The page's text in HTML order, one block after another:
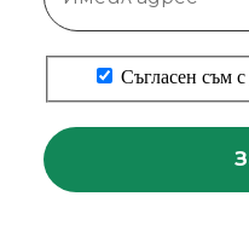
Съгласен съм с